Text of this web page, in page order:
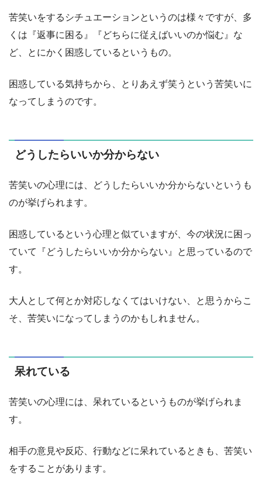
苦笑いをするシチュエーションというのは様々ですが、多
くは『返事に困る』『どちらに従えばいいのか悩む』な
ど、とにかく困惑しているというもの。
困惑している気持ちから、とりあえず笑うという苦笑いに
なってしまうのです。
どうしたらいいか分からない
苦笑いの心理には、どうしたらいいか分からないというも
のが挙げられます。
困惑しているという心理と似ていますが、今の状況に困っ
ていて『どうしたらいいか分からない』と思っているので
す。
大人として何とか対応しなくてはいけない、と思うからこ
そ、苦笑いになってしまうのかもしれません。
呆れている
苦笑いの心理には、呆れているというものが挙げられま
す。
相手の意見や反応、行動などに呆れているときも、苦笑い
をすることがあります。